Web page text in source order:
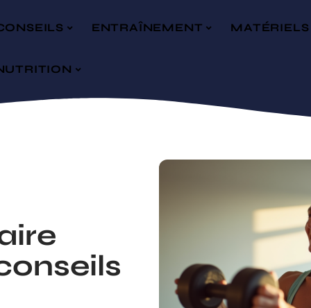
ENTRAÎNEMENT MATÉRIELS